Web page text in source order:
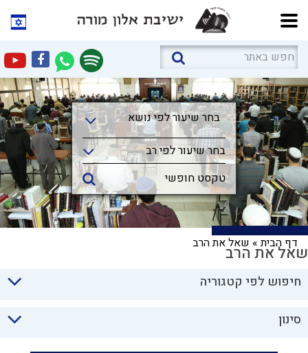
בחר שיעור לפי נושא
בחר שיעור לפי נושא
בחר שיעור לפי רב
דף הבית» שאל את הרבשאל את הרב
חיפוש לפי קטגוריה
סינון